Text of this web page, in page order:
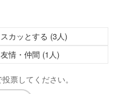
スカッとする (3人)
友情・仲間 (1人)
票してください。